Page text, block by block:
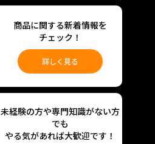
商品に関する新着情報を
チェック！
詳しく見る
未経験の方や専門知識がない方
でも
やる気があれば大歓迎です！